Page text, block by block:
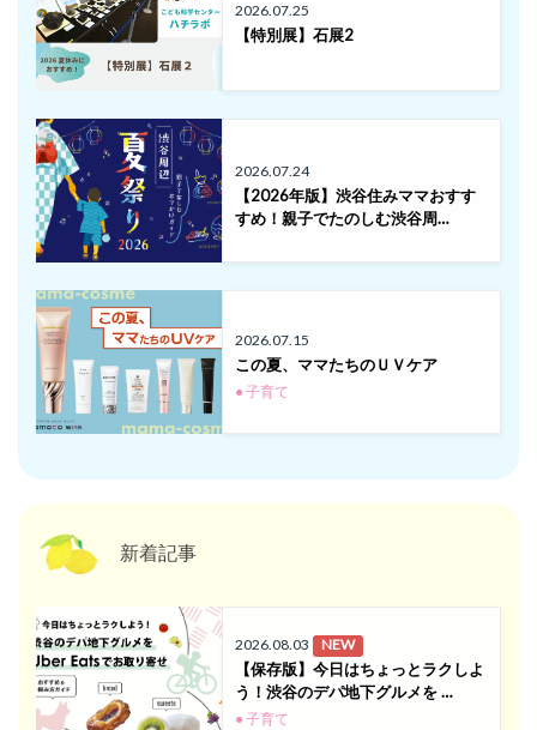
2026.07.25
【特別展】石展2
2026.07.24
【2026年版】渋谷住みママおすす
すめ！親子でたのしむ渋谷周…
2026.07.15
この夏、ママたちのＵＶケア
● 子育て
新着記事
2026.08.03 NEW
【保存版】今日はちょっとラクしよ
う！渋谷のデパ地下グルメを …
● 子育て